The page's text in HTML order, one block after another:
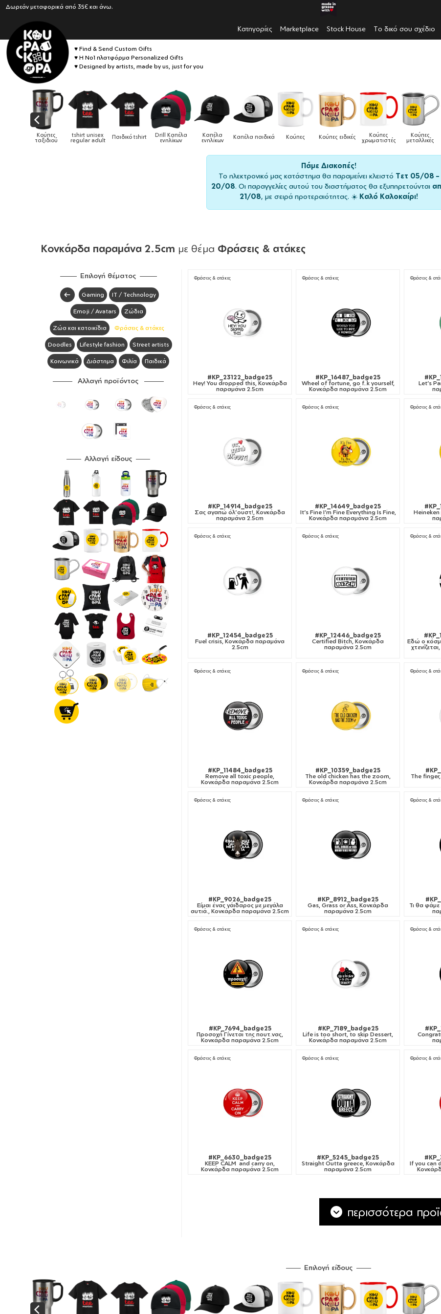
Δωρεάν μεταφορικά από 35€ και άνω.
Κατηγορίες Marketplace Stock House Το δικό σου σχέδιο
♥ Find & Send Custom Gifts
♥ Η No1 πλατφόρμα Personalized Gifts
♥ Designed by artists, made by us, just for you
tshirt unisex
regular adult Παιδικό tshirt Drill Καπέλα
ενηλίκων
Καπέλα
ενηλίκων Καπέλα παιδικά Κούπες Κούπες ειδικές Κούπες
χρωματιστές μεταλλικές
Πάμε Διακοπές!
Το ηλεκτρονικό μας κατάστημα θα παραμείνει κλειστό Τετ 05/08 –
20/08. Οι παραγγελίες αυτού του διαστήματος θα εξυπηρετούνται
21/08, με σειρά προτεραιότητας. ☀️ Καλό Καλοκαίρι!
Κονκάρδα παραμάνα 2.5cm με θέμα Φράσεις & ατάκες
Επιλογή θέματος
Gaming IT / Technology
Emoji / Avatars Ζώδια
Ζώα και κατοικίδια Φράσεις & ατάκες
Doodles Lifestyle fashion Street artists
Κοινωνικά Διάστημα Φιλία Παιδικά
Αλλαγή προϊόντος
Αλλαγή είδους
Φράσεις & ατάκες
#KP_23122_badge25
Hey! You dropped this, Κονκάρδα
παραμάνα 2.5cm
Φράσεις & ατάκες
#KP_16487_badge25
Wheel of fortune, go f..k yourself,
Κονκάρδα παραμάνα 2.5cm
Φράσεις &
Let's
Φράσεις & ατάκες
#KP_14914_badge25
Σας αγαπώ όλ'ουστ!, Κονκάρδα
παραμάνα 2.5cm
Φράσεις & ατάκες
#KP_14649_badge25
It's Fine I'm Fine Everything Is Fine,
Κονκάρδα παραμάνα 2.5cm
Φράσεις &
Φράσεις & ατάκες
#KP_12454_badge25
Fuel crisis, Κονκάρδα παραμάνα
2.5cm
Φράσεις & ατάκες
#KP_12446_badge25
Certified Bitch, Κονκάρδα
παραμάνα 2.5cm
Φράσεις &
Εδώ ο
Φράσεις & ατάκες
#KP_11484_badge25
Remove all toxic people,
Κονκάρδα παραμάνα 2.5cm
Φράσεις & ατάκες
#KP_10359_badge25
The old chicken has the zoom,
Κονκάρδα παραμάνα 2.5cm
Φράσεις &
The
Φράσεις & ατάκες
#KP_9026_badge25
Είμαι ένας γάιδαρος με μεγάλα
αυτιά., Κονκάρδα παραμάνα 2.5cm
Φράσεις & ατάκες
#KP_8912_badge25
Gas, Grass or Ass, Κονκάρδα
παραμάνα 2.5cm
Φράσεις &
Τι θα
Φράσεις & ατάκες
#KP_7694_badge25
Προσοχή Γίνεται της πουτ.νας,
Κονκάρδα παραμάνα 2.5cm
Φράσεις & ατάκες
#KP_7189_badge25
Life is too short, to skip Dessert,
Κονκάρδα παραμάνα 2.5cm
Φράσεις &
Φράσεις & ατάκες
#KP_6630_badge25
KEEP CALM and carry on,
Κονκάρδα παραμάνα 2.5cm
Φράσεις & ατάκες
#KP_5245_badge25
Straight Outta greece, Κονκάρδα
παραμάνα 2.5cm
Φράσεις &
If you can
περισσότερα
Επιλογή είδους